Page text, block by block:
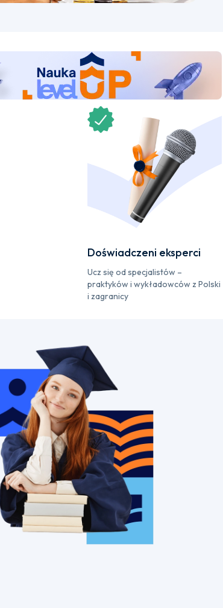
Doświadczeni eksperci
Ucz się od specjalistów –
praktyków i wykładowców z Polski
i zagranicy